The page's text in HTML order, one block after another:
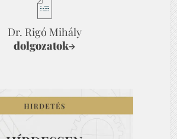
Dr. Rigó Mihály
dolgozatok→